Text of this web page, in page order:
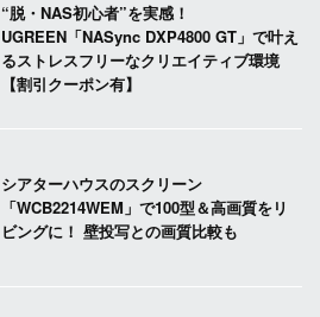
“脱・NAS初心者”を実感！
UGREEN「NASync DXP4800 GT」で叶え
るストレスフリーなクリエイティブ環境
【割引クーポン有】
シアターハウスのスクリーン
「WCB2214WEM」で100型＆高画質をリ
ビングに！ 壁投写との画質比較も